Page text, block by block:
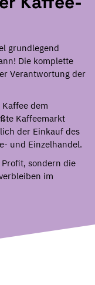
grundlegend
Die komplette
Verantwortung der
dem
Kaffee­markt
der Einkauf des
und Einzelhandel.⁠
sondern die
im